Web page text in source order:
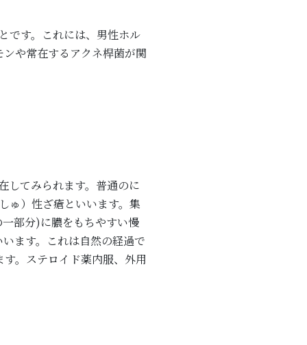
です。これには、男性ホル
や常在するアクネ桿菌が関
してみられます。普通のに
ゅ）性ざ瘡といいます。集
部分)に膿をもちやすい慢
ます。これは自然の経過で
。ステロイド薬内服、外用